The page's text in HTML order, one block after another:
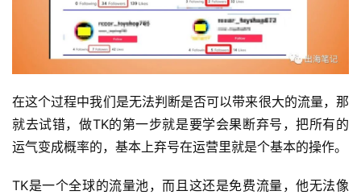
在这个过程中我们是无法判断是否可以带来很大的流量，那
就去试错，做TK的第一步就是要学会果断弃号，把所有的
运气变成概率的，基本上弃号在运营里就是个基本的操作。
TK是一个全球的流量池，而且这还是免费流量，他无法像